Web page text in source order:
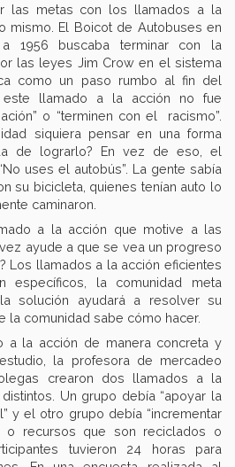
las metas con los llamados a la
mismo. El Boicot de Autobuses en
1956 buscaba terminar con la
las leyes Jim Crow en el sistema
como un paso rumbo al fin del
este llamado a la acción no fue
o “terminen con el racismo”.
siquiera pensar en una forma
de lograrlo? En vez de eso, el
uses el autobús”. La gente sabía
su bicicleta, quienes tenían auto lo
caminaron.
a la acción que motive a las
ayude a que se vea un progreso
Los llamados a la acción eficientes
específicos, la comunidad meta
solución ayudará a resolver su
la comunidad sabe cómo hacer.
a la acción de manera concreta y
la profesora de mercadeo
crearon dos llamados a la
Un grupo debía “apoyar la
y el otro grupo debía “incrementar
o recursos que son reciclados o
tuvieron 24 horas para